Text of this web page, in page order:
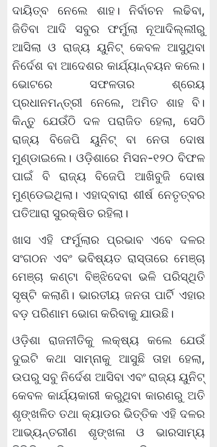
ଦାୟିତ୍ବ ନେଲେ ଶାହ। ନିର୍ବାଚନ ଲଢିବା,
ଜିତିବା ଆଦି ସବୁର ଫର୍ମୁଲା ନୂଆଦିଲ୍ଲୀରୁ
ଆସିଲା ଓ ରାଜ୍ୟ ୟୁନିଟ୍ କେବଳ ଆସୁଥିବା
ନିର୍ଦେଶ ବା ଆଦେଶର କାର୍ଯ୍ୟାନ୍ବୟନ କଲେ।
ଭୋଟରେ ସଫଳତାର ଶ୍ରେୟ
ପ୍ରଧାନମନ୍ତ୍ରୀ ନେଲେ, ଅମିତ ଶାହ ବି।
କିନ୍ତୁ ଯେଉଁଠି ଦଳ ପରାଜିତ ହେଲା, ସେଠି
ରାଜ୍ୟ ବିଜେପି ୟୁନିଟ୍ ବା ନେତା ଦୋଷ
ମୁଣ୍ଡାଇଲେ। ଓଡ଼ିଶାରେ ମିସନ-୧୨୦ ବିଫଳ
ପାଇଁ ବି ରାଜ୍ୟ ବିଜେପି ଆଖିବୁଜି ଦୋଷ
ମୁଣ୍ଡେଇଥିଲା। ଏହାଦ୍ବାରା ଶୀର୍ଷ ନେତୃତ୍ବର
ପତିଆରା ସୁରକ୍ଷିତ ରହିଲା।
ଖାସ ଏହି ଫର୍ମୁଲାର ପ୍ରଭାବ ଏବେ ଦଳର
ସଂଗଠନ ଏବଂ ଭବିଷ୍ୟତ ରାସ୍ତାରେ ମେଞ୍ଚା
ମେଞ୍ଚା କଣ୍ଟା ବିଞ୍ଝିଦେବା ଭଳି ପରିସ୍ଥିତି
ସୃଷ୍ଟି କଲାଣି। ଭାରତୀୟ ଜନତା ପାର୍ଟି ଏହାର
ବଡ଼ ପରିଣାମ ଭୋଗ କରିବାକୁ ଯାଉଛି।
ଓଡ଼ିଶା ରାଜନୀତିକୁ ଲକ୍ଷ୍ୟ କଲେ ଯେଉଁ
ଦୁଇଟି କଥା ସାମ୍ନାକୁ ଆସୁଛି ତାହା ହେଲା,
ଉପରୁ ସବୁ ନିର୍ଦେଶ ଆସିବା ଏବଂ ରାଜ୍ୟ ୟୁନିଟ୍
କେବଳ କାର୍ଯ୍ୟକାରୀ କରୁଥିବା କାରଣରୁ ଅତି
ଶୃଙ୍ଖଳିତ ତଥା କ୍ୟାଡର ଭିତ୍ତିକ ଏହି ଦଳର
ଆଭ୍ୟନ୍ତରୀଣ ଶୃଙ୍ଖଳା ଓ ଭାରସାମ୍ୟ